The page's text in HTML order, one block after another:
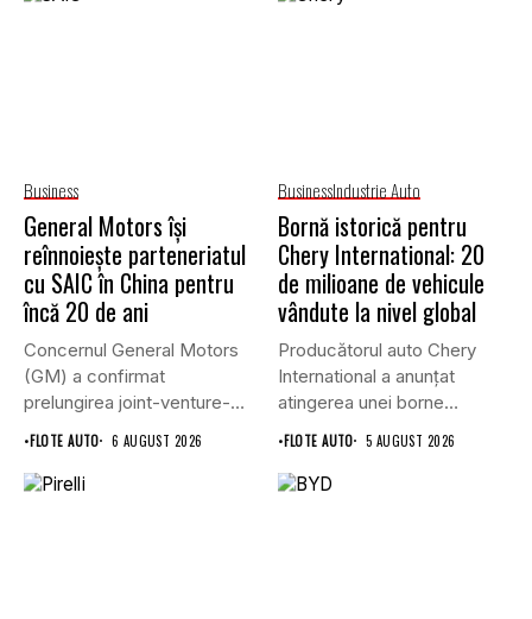
Business
General Motors își
reînnoiește parteneriatul
cu SAIC în China pentru
încă 20 de ani
Concernul General Motors
(GM) a confirmat
prelungirea joint-venture-
ului său cu grupul chinez...
•FLOTE AUTO 6 AUGUST 2026
BusinessIndustrie Auto
Bornă istorică pentru
Chery International: 20
de milioane de vehicule
vândute la nivel global
Producătorul auto Chery
International a anunțat
atingerea unei borne
istorice în industria...
•FLOTE AUTO 5 AUGUST 2026